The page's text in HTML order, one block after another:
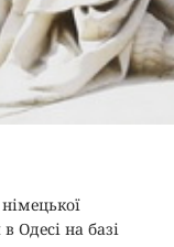
Одесі на базі